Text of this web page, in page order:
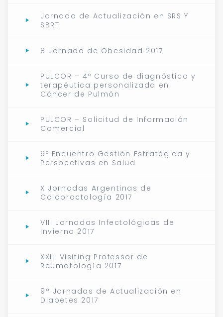
Jornada de Actualización en SRS Y
SBRT
8 Jornada de Obesidad 2017
PULCOR – 4º Curso de diagnóstico y
terapéutica personalizada en
Cáncer de Pulmón
PULCOR – Solicitud de Información
Comercial
9º Encuentro Gestión Estratégica y
Perspectivas en Salud
X Jornadas Argentinas de
Coloproctología 2017
VIII Jornadas Infectológicas de
Invierno 2017
XXIII Visiting Professor de
Reumatología 2017
9° Jornadas de Actualización en
Diabetes 2017